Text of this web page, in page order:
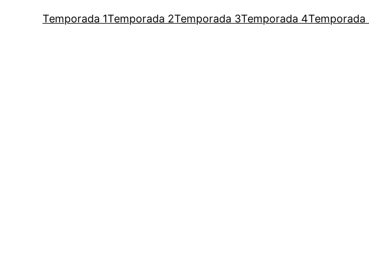
Temporada 1Temporada 2Temporada 3Temporada 4Temporada